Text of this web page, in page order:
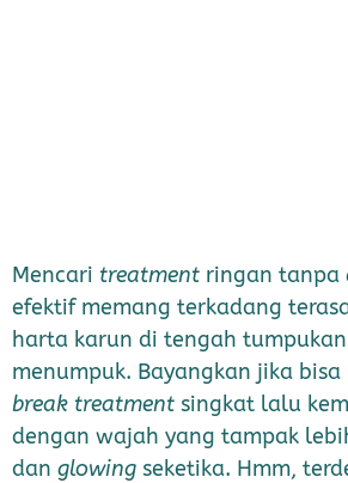
Mencari treatment ringan tanpa
efektif memang terkadang
harta karun di tengah
menumpuk. Bayangkan jika
break treatment singkat lalu
dengan wajah yang tampak
dan glowing seketika. Hmm,